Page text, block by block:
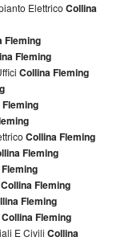
Elettrico Collina
Fleming
Fleming
Collina Fleming
Collina Fleming
Fleming
Collina Fleming
Fleming
Collina Fleming
E Civili Collina